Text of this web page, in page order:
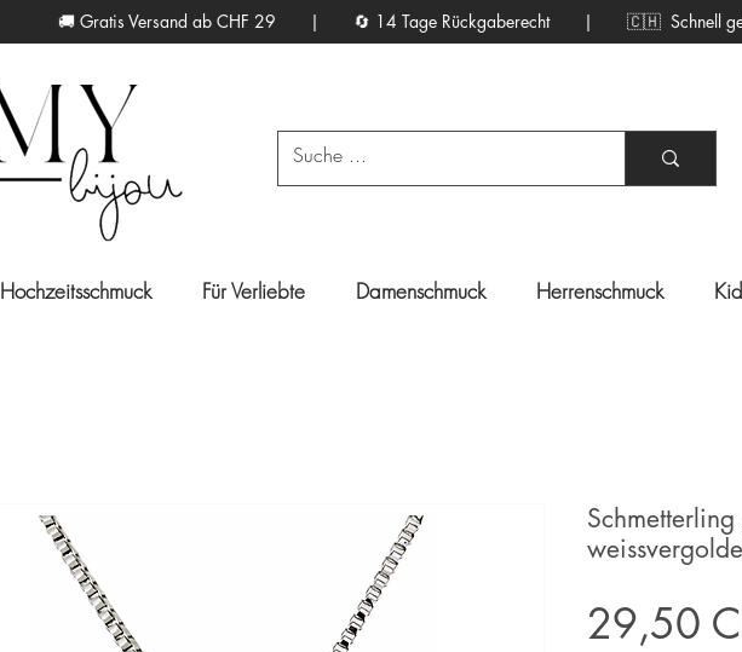
🚚 Gratis Versand ab CHF 29 | 🔄 14 Tage Rückgaberecht | 🇨🇭 Schnell
Hochzeitsschmuck Für Verliebte Damenschmuck Herrenschmuck
29,50